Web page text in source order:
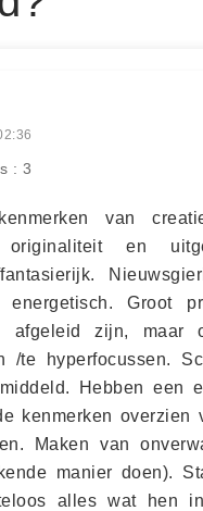
: 3
van
originaliteit en
energetisch. Groot
afgeleid zijn,
/te hyperfocussen.
Hebben een
kenmerken
Maken van
manier doen).
alles wat hen